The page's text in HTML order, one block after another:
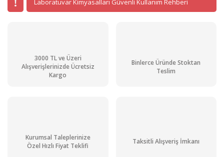
3000 TL ve Üzeri
Alışverişlerinizde Ücretsiz
Kargo
Binlerce Üründe Stoktan
Teslim
Kurumsal Taleplerinize
Özel Hızlı Fiyat Teklifi
Taksitli Alışveriş İmkanı